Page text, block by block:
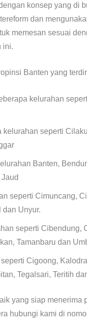
konsep yang di
dan
memesan sesuai
ini.
Banten yang
kelurahan
seperti
Banten,
seperti Cimuncang,
dan Unyur.
seperti
Tamanbaru dan
Cigoong,
Tegalsari, Teritih
yang siap
hubungi kami di